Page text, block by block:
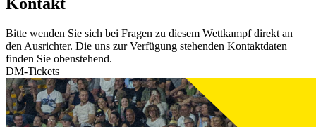
Bitte wenden Sie sich bei Fragen zu diesem Wettkampf direkt an
den Ausrichter. Die uns zur Verfügung stehenden Kontaktdaten
finden Sie obenstehend.
DM-Tickets